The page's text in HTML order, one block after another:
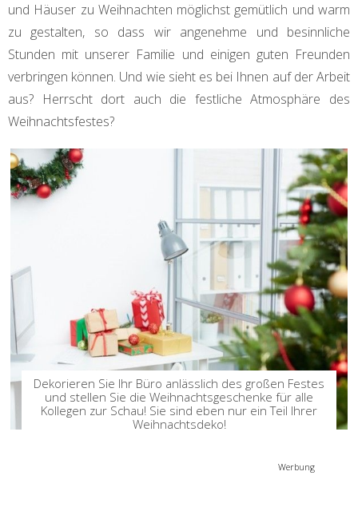
und Häuser zu Weihnachten möglichst gemütlich und warm
zu gestalten, so dass wir angenehme und besinnliche
Stunden mit unserer Familie und einigen guten Freunden
verbringen können. Und wie sieht es bei Ihnen auf der Arbeit
aus? Herrscht dort auch die festliche Atmosphäre des
Weihnachtsfestes?
Dekorieren Sie Ihr Büro anlässlich des großen Festes
und stellen Sie die Weihnachtsgeschenke für alle
Kollegen zur Schau! Sie sind eben nur ein Teil Ihrer
Weihnachtsdeko!
Werbung